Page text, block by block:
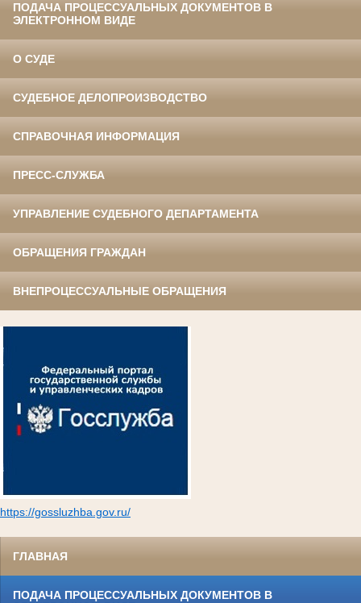
ПОДАЧА ПРОЦЕССУАЛЬНЫХ ДОКУМЕНТОВ В
ЭЛЕКТРОННОМ ВИДЕ
О СУДЕ
СУДЕБНОЕ ДЕЛОПРОИЗВОДСТВО
СПРАВОЧНАЯ ИНФОРМАЦИЯ
ПРЕСС-СЛУЖБА
УПРАВЛЕНИЕ СУДЕБНОГО ДЕПАРТАМЕНТА
ОБРАЩЕНИЯ ГРАЖДАН
ВНЕПРОЦЕССУАЛЬНЫЕ ОБРАЩЕНИЯ
https://gossluzhba.gov.ru/
ГЛАВНАЯ
ПОДАЧА ПРОЦЕССУАЛЬНЫХ ДОКУМЕНТОВ В